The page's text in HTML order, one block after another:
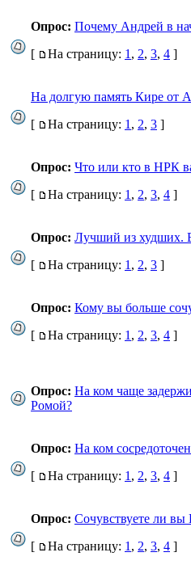
Опрос: Почему Андрей в
[
На страницу: 1 , 2, 3, 4 ]
На долгую память Кире от
[
На страницу: 1 , 2, 3 ]
Опрос: Что или кто в НРК
[
На страницу: 1 , 2, 3, 4 ]
Опрос: Лучший из худших.
[
На страницу: 1 , 2, 3 ]
Опрос: Кому вы больше
[
На страницу: 1 , 2, 3, 4 ]
Опрос: Hа ком чаще
Ромoй?
Опрос: На ком
[
На страницу: 1 , 2, 3, 4 ]
Опрос: Сочувствуете ли
[
На страницу: 1 , 2, 3, 4 ]